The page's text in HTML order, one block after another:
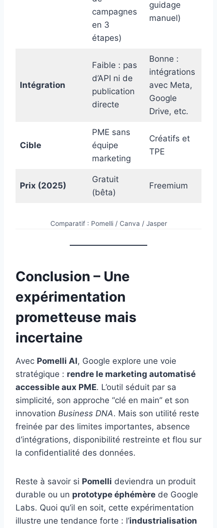
campagnes
en 3
étapes)
guidage
manuel)
Intégration
Faible : pas
d’API ni de
publication
directe
Bonne :
intégrations
avec Meta,
Google
Drive, etc.
Cible
PME sans
équipe
marketing
Créatifs et
TPE
Prix (2025)
Gratuit
(bêta)
Freemium
Comparatif : Pomelli / Canva / Jasper
Conclusion – Une
expérimentation
prometteuse mais
incertaine
Avec Pomelli AI, Google explore une voie
stratégique : rendre le marketing automatisé
accessible aux PME. L’outil séduit par sa
simplicité, son approche “clé en main” et son
innovation Business DNA. Mais son utilité reste
freinée par des limites importantes, absence
d’intégrations, disponibilité restreinte et flou sur
la confidentialité des données.
Reste à savoir si Pomelli deviendra un produit
durable ou un prototype éphémère de Google
Labs. Quoi qu’il en soit, cette expérimentation
illustre une tendance forte : l’industrialisation